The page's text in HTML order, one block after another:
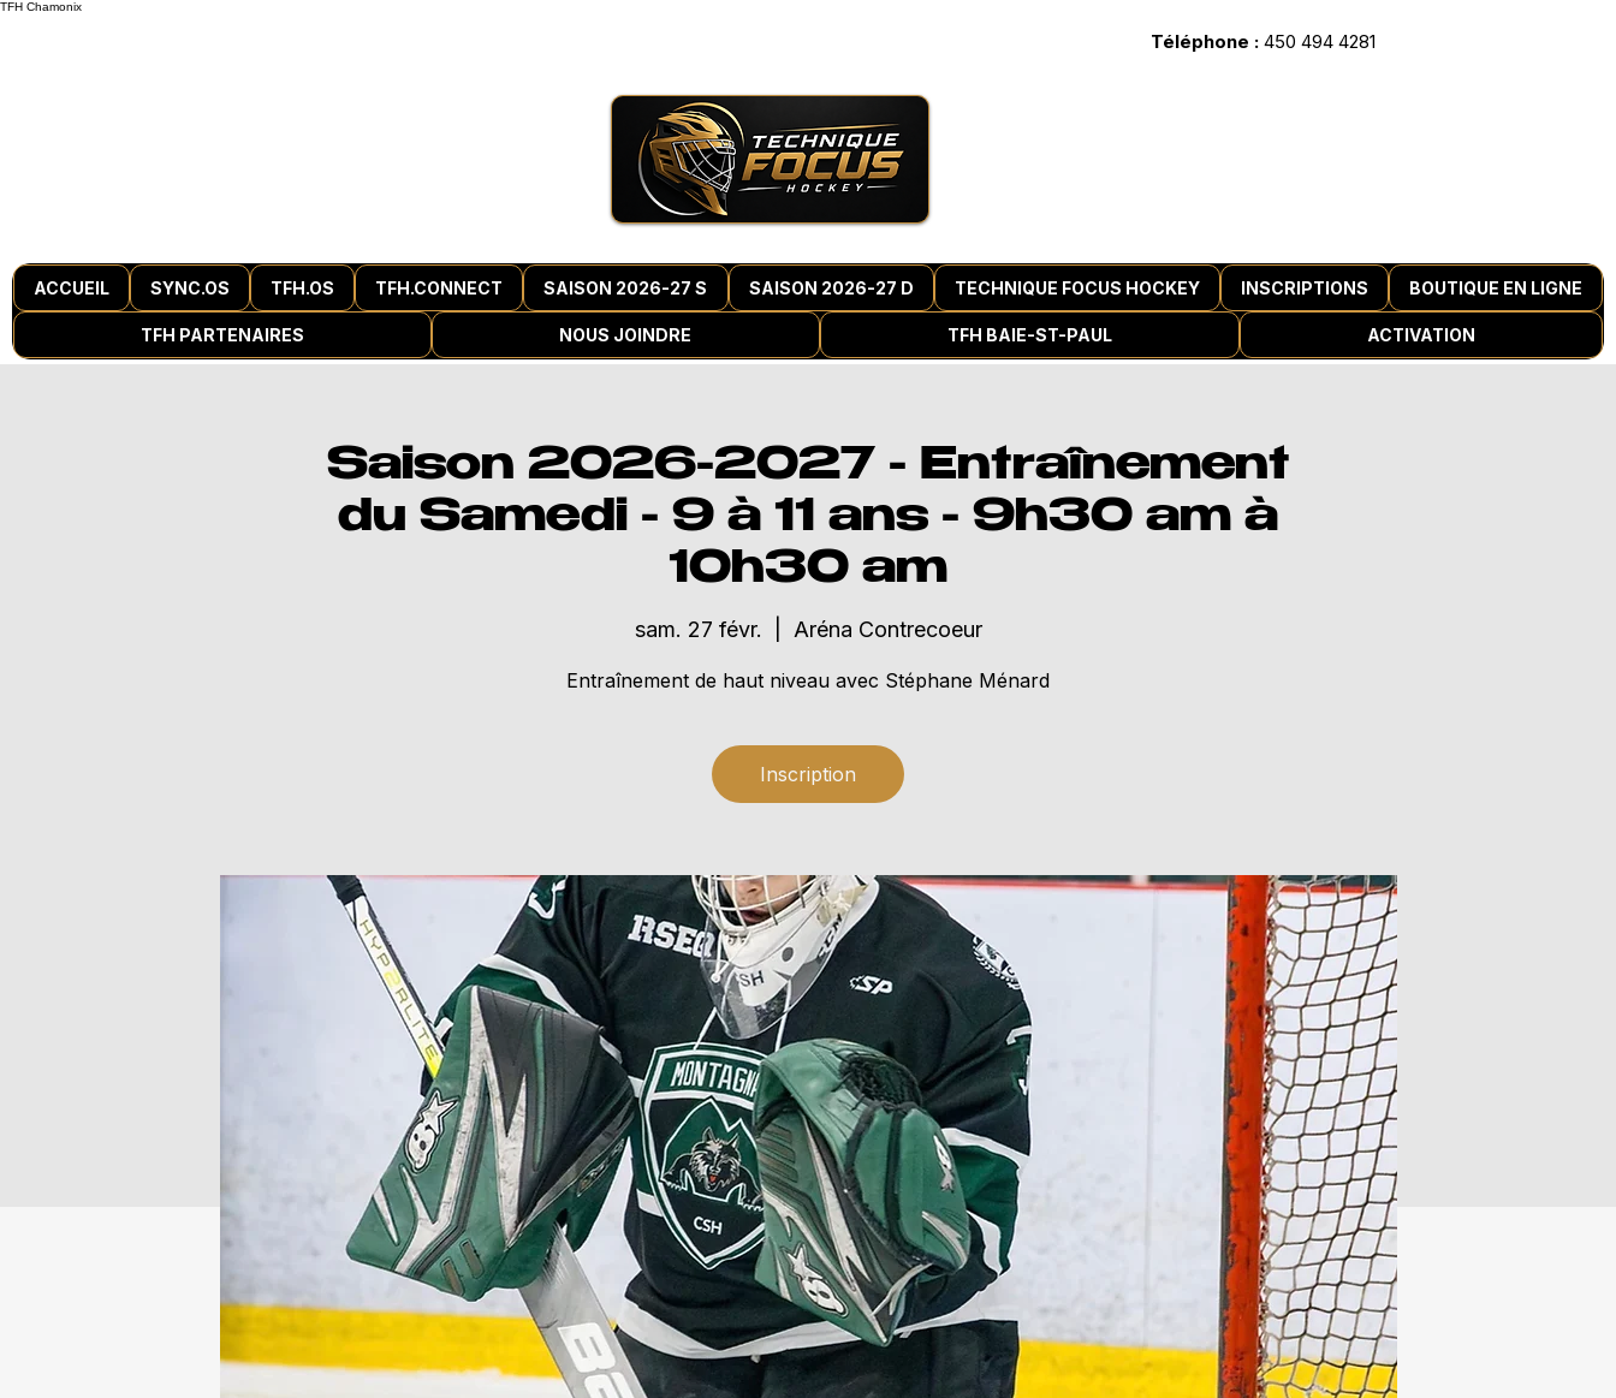
TFH Chamonix
Téléphone : 450 494 4281
ACCUEIL SYNC.OS TFH.OS TFH.CONNECT SAISON 2026-27 S SAISON 2026-27 D TECHNIQUE FOCUS HOCKEY INSCRIPTIONS BOUTIQUE EN LIGNE
TFH PARTENAIRES NOUS JOINDRE TFH BAIE-ST-PAUL ACTIVATION
Saison 2026-2027 - Entraînement
du Samedi - 9 à 11 ans - 9h30 am à
10h30 am
sam. 27 févr. Aréna Contrecoeur
Entraînement de haut niveau avec Stéphane Ménard
Inscription